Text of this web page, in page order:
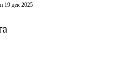
19 дек 2025